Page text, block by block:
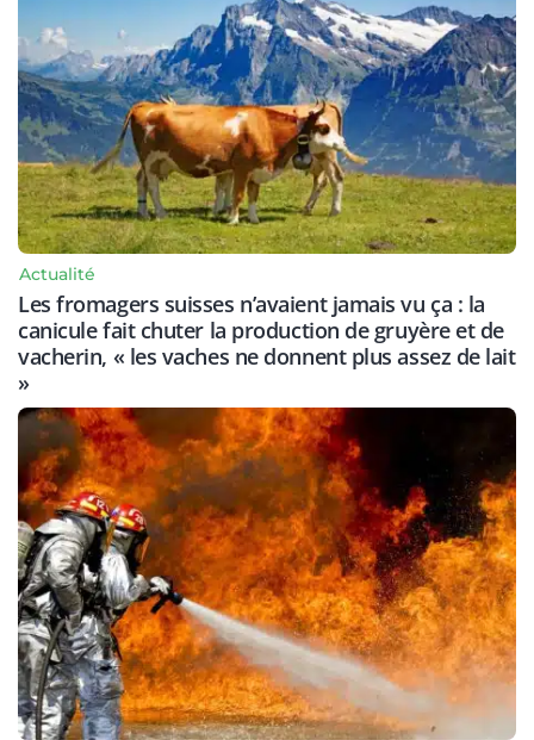
Actualité
Les fromagers suisses n’avaient jamais vu ça : la
canicule fait chuter la production de gruyère et de
vacherin, « les vaches ne donnent plus assez de lait
»